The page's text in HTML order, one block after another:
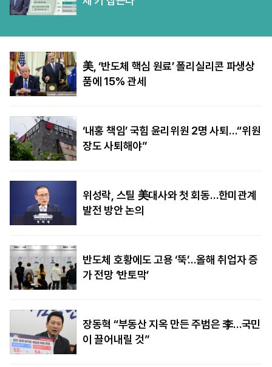
美, ‘반도체 핵심 원료’ 폴리실리콘 파생상
품에 15% 관세
‘내홍 책임’ 국힘 윤리위원 2명 사퇴…“위원
장도 사퇴해야”
위성락, 스틸 美대사와 첫 회동…한미관계
발전 방안 논의
반도체 호황에도 고용 ‘뚝’…올해 취업자 증
가 전망 ‘반토막’
장동혁 “부동산 지옥 만든 주범은 李…국민
이 끌어내릴 것”